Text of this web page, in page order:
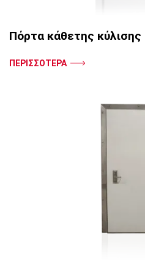
Πόρτα κάθετης κύλισης
ΠΕΡΙΣΣΟΤΕΡΑ